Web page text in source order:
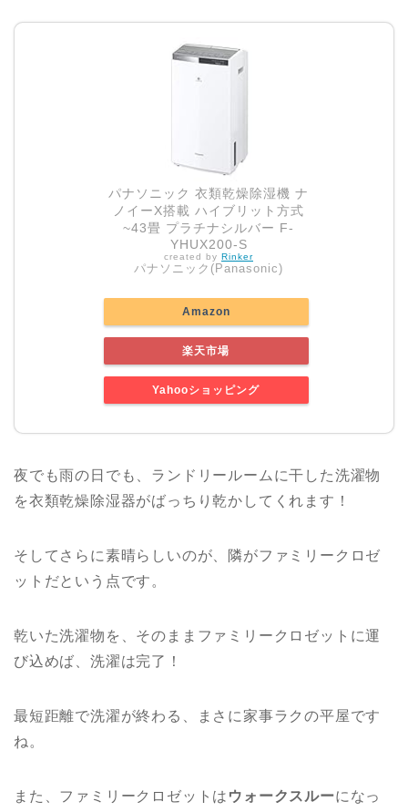
パナソニック 衣類乾燥除湿機 ナ
ノイーX搭載 ハイブリット方式
~43畳 プラチナシルバー F-
YHUX200-S
created by Rinker
パナソニック(Panasonic)
Amazon
楽天市場
Yahooショッピング
夜でも雨の日でも、ランドリールームに干した洗濯物
を衣類乾燥除湿器がばっちり乾かしてくれます！
そしてさらに素晴らしいのが、隣がファミリークロゼ
ットだという点です。
乾いた洗濯物を、そのままファミリークロゼットに運
び込めば、洗濯は完了！
最短距離で洗濯が終わる、まさに家事ラクの平屋です
ね。
また、ファミリークロゼットは ウォークスルーになっ